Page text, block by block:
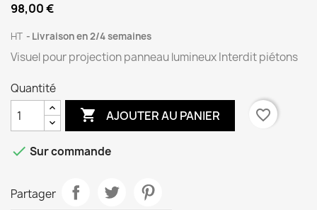
98,00 €
HT Livraison en 2/4 semaines
Visuel pour projection panneau lumineux Interdit piétons
Quantité
 AJOUTER AU PANIER favorite_border
 Sur commande
Partager